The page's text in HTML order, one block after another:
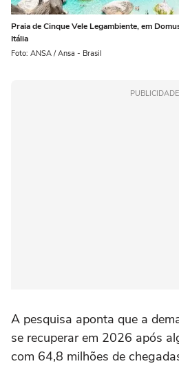
Praia de Cinque Vele Legambiente, em
Itália
Foto: ANSA / Ansa - Brasil
PUBLICIDADE
A pesquisa aponta que a
se recuperar em 2026 após
com 64,8 milhões de